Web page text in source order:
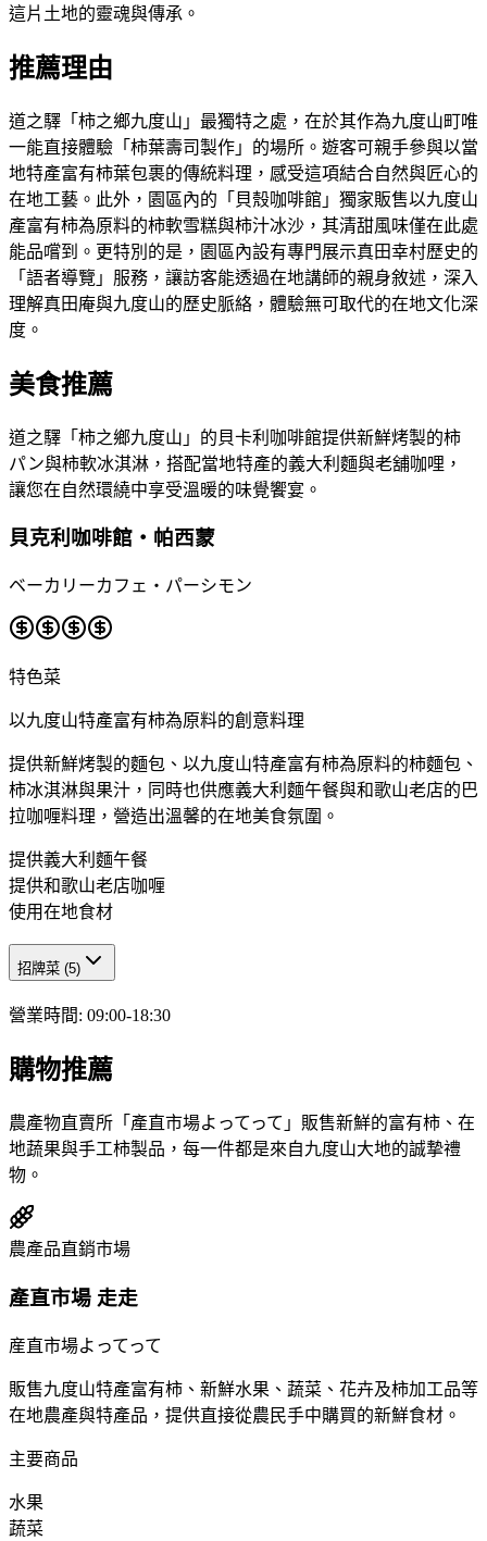
這片土地的靈魂與傳承。
推薦理由
道之驛「柿之鄉九度山」最獨特之處，在於其作為九度山町唯
一能直接體驗「柿葉壽司製作」的場所。遊客可親手參與以當
地特產富有柿葉包裹的傳統料理，感受這項結合自然與匠心的
在地工藝。此外，園區內的「貝殼咖啡館」獨家販售以九度山
產富有柿為原料的柿軟雪糕與柿汁冰沙，其清甜風味僅在此處
能品嚐到。更特別的是，園區內設有專門展示真田幸村歷史的
「語者導覽」服務，讓訪客能透過在地講師的親身敘述，深入
理解真田庵與九度山的歷史脈絡，體驗無可取代的在地文化深
度。
美食推薦
道之驛「柿之鄉九度山」的貝卡利咖啡館提供新鮮烤製的柿
パン與柿軟冰淇淋，搭配當地特產的義大利麵與老舖咖哩，
讓您在自然環繞中享受溫暖的味覺饗宴。
貝克利咖啡館・帕西蒙
ベーカリーカフェ・パーシモン
特色菜
以九度山特產富有柿為原料的創意料理
提供新鮮烤製的麵包、以九度山特產富有柿為原料的柿麵包、
柿冰淇淋與果汁，同時也供應義大利麵午餐與和歌山老店的巴
拉咖喱料理，營造出溫馨的在地美食氛圍。
提供義大利麵午餐
提供和歌山老店咖喱
使用在地食材
招牌菜 (5)
營業時間: 09:00-18:30
購物推薦
農產物直賣所「產直市場よってって」販售新鮮的富有柿、在
地蔬果與手工柿製品，每一件都是來自九度山大地的誠摯禮
物。
農產品直銷市場
產直市場 走走
産直市場よってって
販售九度山特產富有柿、新鮮水果、蔬菜、花卉及柿加工品等
在地農產與特產品，提供直接從農民手中購買的新鮮食材。
主要商品
水果
蔬菜